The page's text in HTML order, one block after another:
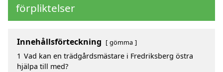
förpliktelser
Innehållsförteckning gömma
1 Vad kan en trädgårdsmästare i Fredriksberg östra
hjälpa till med?